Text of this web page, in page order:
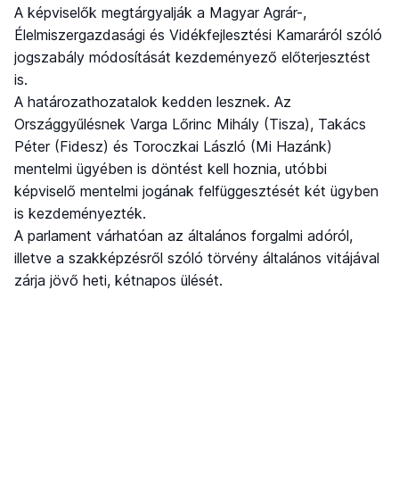
A képviselők megtárgyalják a Magyar Agrár-,
Élelmiszergazdasági és Vidékfejlesztési Kamaráról szóló
jogszabály módosítását kezdeményező előterjesztést
is.
A határozathozatalok kedden lesznek. Az
Országgyűlésnek Varga Lőrinc Mihály (Tisza), Takács
Péter (Fidesz) és Toroczkai László (Mi Hazánk)
mentelmi ügyében is döntést kell hoznia, utóbbi
képviselő mentelmi jogának felfüggesztését két ügyben
is kezdeményezték.
A parlament várhatóan az általános forgalmi adóról,
illetve a szakképzésről szóló törvény általános vitájával
zárja jövő heti, kétnapos ülését.